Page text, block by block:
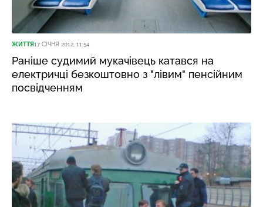
ЖИТТЯ17 СІЧНЯ 2012, 11:54
Раніше судимий мукачівець катався на
електричці безкоштовно з "лівим" пенсійним
посвідченням